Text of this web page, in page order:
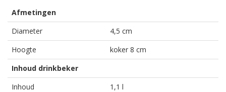
Afmetingen
Diameter
4,5 cm
Hoogte
koker 8 cm
Inhoud drinkbeker
Inhoud
1,1 l